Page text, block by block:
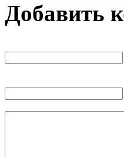
Добавить